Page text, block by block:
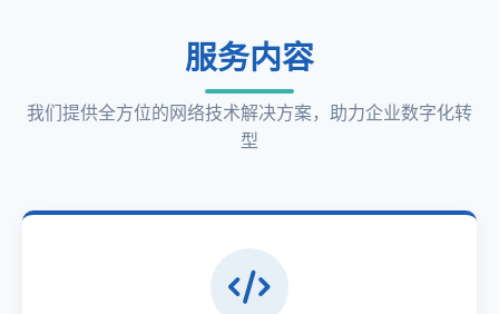
服务内容
我们提供全方位的网络技术解决方案，助力企业数字化转
型